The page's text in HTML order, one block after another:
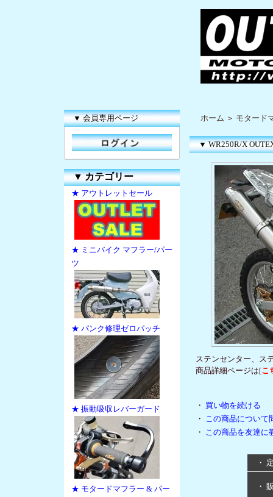
▼ 会員専用ページ
▼カテゴリー
★ アウトレットセール
★ ミニバイク マフラー/パー
ツ
★ パンク修理ゼロパッチ
★ 振動吸収レバーガード
★ モタードマフラー & パー
ホーム ＞ モタード
▼ WR250R/X
ステンセンター、ス
商品詳細ページは[こ
・ 買い物を続ける
・ この商品について
・ この商品を友達に
・
・